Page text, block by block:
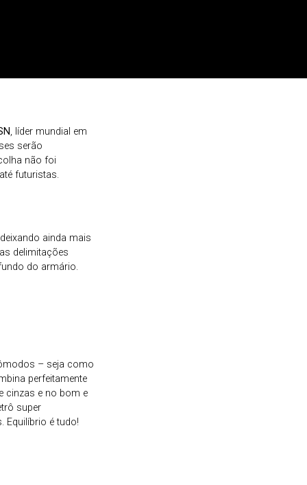
, líder mundial em
serão
não foi
futuristas.
ainda mais
delimitações
do armário.
– seja como
perfeitamente
cinzas e no bom e
super
é tudo!